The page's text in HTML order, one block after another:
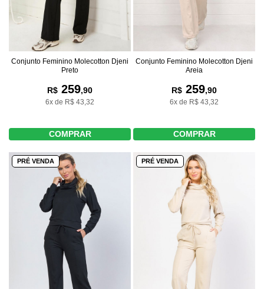
Conjunto Feminino Molecotton Djeni
Preto
R$ 259,90
6x de R$ 43,32
COMPRAR
Conjunto Feminino Molecotton Djeni
Areia
R$ 259,90
6x de R$ 43,32
COMPRAR
PRÉ VENDA PRÉ VENDA